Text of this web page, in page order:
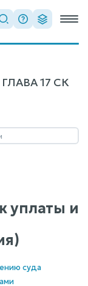
17 СК
уплаты и
суда